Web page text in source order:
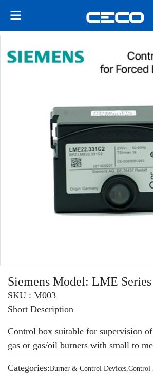
Siemens Model: LME Series
SKU : M003
Short Description
Control box suitable for supervision
gas or gas/oil burners with small to
Categories:Burner & Control Devices,Control